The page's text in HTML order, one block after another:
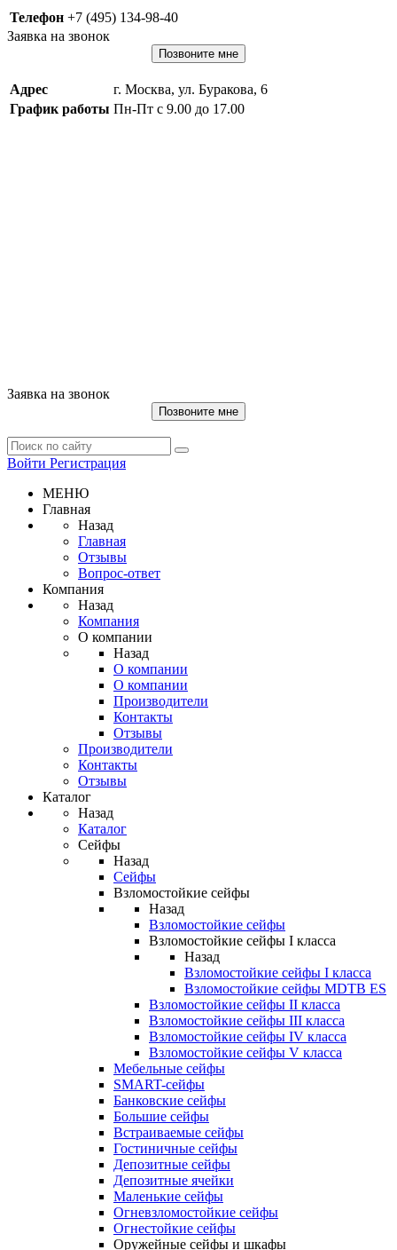
Телефон +7 (495) 134-98-40
Заявка на звонок
Позвоните мне
Адрес
г. Москва, ул. Буракова, 6
График работы Пн-Пт с 9.00 до 17.00
Заявка на звонок
Позвоните мне
Войти Регистрация
МЕНЮ
Главная
Назад
Главная
Отзывы
Вопрос-ответ
Компания
Назад
Компания
О компании
Назад
О компании
О компании
Производители
Контакты
Отзывы
Производители
Контакты
Отзывы
Каталог
Назад
Каталог
Сейфы
Назад
Сейфы
Взломостойкие сейфы
Назад
Взломостойкие сейфы
Взломостойкие сейфы I класса
Назад
Взломостойкие сейфы I класса
Взломостойкие сейфы MDTB ES
Взломостойкие сейфы II класса
Взломостойкие сейфы III класса
Взломостойкие сейфы IV класса
Взломостойкие сейфы V класса
Мебельные сейфы
SMART-сейфы
Банковские сейфы
Большие сейфы
Встраиваемые сейфы
Гостиничные сейфы
Депозитные сейфы
Депозитные ячейки
Маленькие сейфы
Огневзломостойкие сейфы
Огнестойкие сейфы
Оружейные сейфы и шкафы